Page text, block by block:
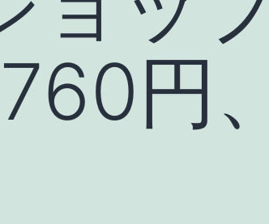
円